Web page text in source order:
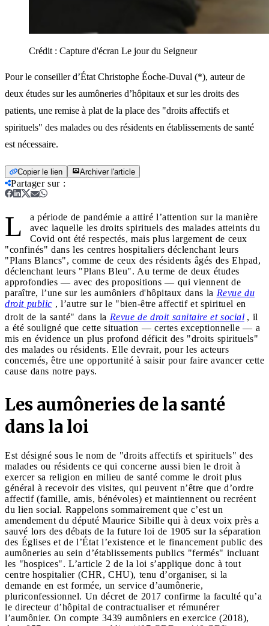
Crédit : Capture d'écran Le jour du Seigneur
Pour le conseiller d’État Christophe Éoche-Duval (*), auteur de
deux études sur les aumôneries d’hôpitaux et sur les droits des
patients, une remise à plat de la place des "droits affectifs et
spirituels" des malades ou des résidents en établissements de santé
est nécessaire.
Copier le lien Archiver l'article
Partager sur:
L
a période de pandémie a attiré l’attention sur la manière
avec laquelle les droits spirituels des malades atteints du
Covid ont été respectés, mais plus largement de ceux
"confinés" dans les centres hospitaliers déclenchant leurs
"Plans Blancs", comme de ceux des résidents âgés des Ehpad,
déclenchant leurs "Plans Bleu". Au terme de deux études
approfondies — avec des propositions — qui viennent de
paraître, l’une sur les aumôniers d'hôpitaux dans la Revue du
droit public , l’autre sur le "bien-être affectif et spirituel en
droit de la santé" dans la Revue de droit sanitaire et social , il
a été souligné que cette situation — certes exceptionnelle — a
mis en évidence un plus profond déficit des "droits spirituels"
des malades ou résidents. Elle devrait, pour les acteurs
concernés, être une opportunité à saisir pour faire avancer cette
cause dans notre pays.
Les aumôneries de la santé
dans la loi
Est désigné sous le nom de "droits affectifs et spirituels" des
malades ou résidents ce qui concerne aussi bien le droit à
exercer sa religion en milieu de santé comme le droit plus
général à recevoir des visites, qui peuvent n’être que d’ordre
affectif (famille, amis, bénévoles) et maintiennent ou recréent
du lien social. Rappelons sommairement que c’est un
amendement du député Maurice Sibille qui à deux voix près a
sauvé lors des débats de la future loi de 1905 sur la séparation
des Églises et de l’État l’existence et le financement public des
aumôneries au sein d’établissements publics "fermés" incluant
les "hospices". L’article 2 de la loi s’applique donc à tout
centre hospitalier (CHR, CHU), tenu d’organiser, si la
demande en est formée, un service d’aumônerie,
pluriconfessionnel. Un décret de 2017 confirme la faculté qu’a
le directeur d’hôpital de contractualiser et rémunérer
l’aumônier. On compte 3439 aumôniers en exercice (2018),